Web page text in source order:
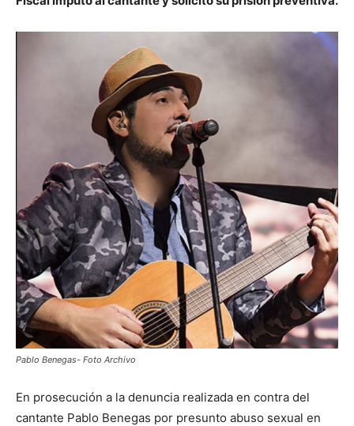
Pablo Benegas- Foto Archivo
En prosecución a la denuncia realizada en contra del
cantante Pablo Benegas por presunto abuso sexual en